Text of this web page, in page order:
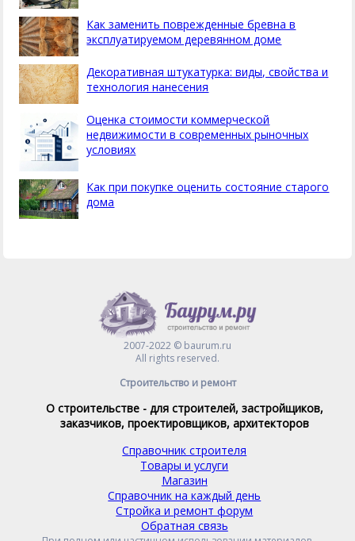
Как заменить поврежденные бревна в
эксплуатируемом деревянном доме
Декоративная штукатурка: виды, свойства и
технология нанесения
Оценка стоимости коммерческой
недвижимости в современных рыночных
условиях
Как при покупке оценить состояние старого
дома
2007-2022 © baurum.ru
All rights reserved.
Строительство и ремонт
О строительстве - для строителей, застройщиков,
заказчиков, проектировщиков, архитекторов
Справочник строителя
Товары и услуги
Магазин
Справочник на каждый день
Стройка и ремонт форум
Обратная связь